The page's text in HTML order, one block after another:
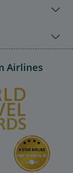
Airlines